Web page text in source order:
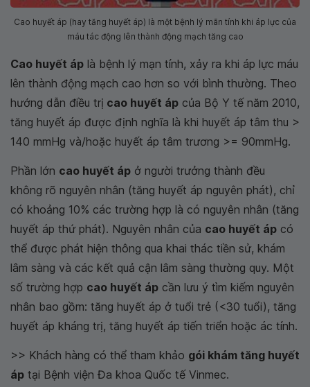
Cao huyết áp (hay tăng huyết áp) là một bệnh lý mãn tính khi áp lực của
máu tác động lên thành động mạch tăng cao
Cao huyết áp là bệnh lý mạn tính, xảy ra khi áp lực máu
lên thành động mạch cao hơn so với bình thường. Theo
hướng dẫn điều trị cao huyết áp của Bộ Y tế năm 2010,
tăng huyết áp được định nghĩa là khi huyết áp tâm thu >
140 mmHg và/hoặc huyết áp tâm trương >= 90mmHg.
Phần lớn cao huyết áp ở người trưởng thành đều
không rõ nguyên nhân (tăng huyết áp nguyên phát), chỉ
có khoảng 10% các trường hợp là có nguyên nhân (tăng
huyết áp thứ phát). Nguyên nhân của cao huyết áp có
thể được phát hiện thông qua khai thác tiền sử, khám
lâm sàng và các kết quả cận lâm sàng thường quy. Một
số trường hợp cao huyết áp cần lưu ý tìm kiếm nguyên
nhân bao gồm: tăng huyết áp ở tuổi trẻ (<30 tuổi), tăng
huyết áp kháng trị, tăng huyết áp tiến triển hoặc ác tính.
>> Khách hàng có thể tham khảo gói khám tăng huyết
áp tại Bệnh viện Đa khoa Quốc tế Vinmec.